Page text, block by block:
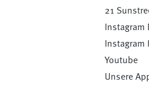
21
Instagram
Instagram
Youtube
Unsere